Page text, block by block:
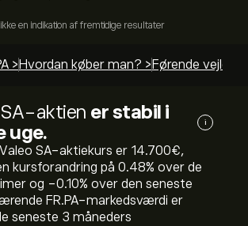
en indikation af fremtidige resultater
> Hvordan køber man? > Førende
aktien er stabil i
uge.
i
SA-aktiekurs er 14.700‎€‎,
kursforandring på ‎0.48‎% over de
og ‎-0.10‎% over den seneste
FR.PA-markedsværdi er
seneste 3 måneders